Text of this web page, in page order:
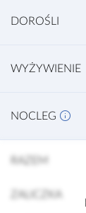
DOROŚLI
WYŻYWIENIE
NOCLEG